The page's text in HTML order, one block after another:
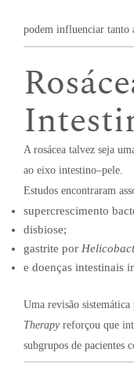
podem influenciar tanto
A rosácea talvez seja
ao eixo intestino–pele.
Estudos encontraram
supercrescimento
disbiose;
gastrite por
e doenças intestinais
Uma revisão
Therapyreforçou que
subgrupos de pacientes